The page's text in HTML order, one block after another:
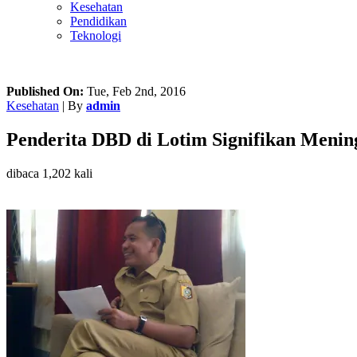
Kesehatan
Pendidikan
Teknologi
Published On: Tue, Feb 2nd, 2016
Kesehatan | By admin
Penderita DBD di Lotim Signifikan
dibaca 1,202 kali